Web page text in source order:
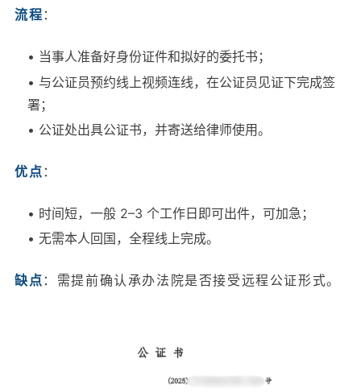
流程 ：
• 当事人准备好身份证件和拟好的委托书；
• 与公证员预约线上视频连线，在公证员见证下完成签
署；
• 公证处出具公证书，并寄送给律师使用。
优点 ：
• 时间短，一般 2–3 个工作日即可出件，可加急；
• 无需本人回国，全程线上完成。
缺点 ：需提前确认承办法院是否接受远程公证形式。